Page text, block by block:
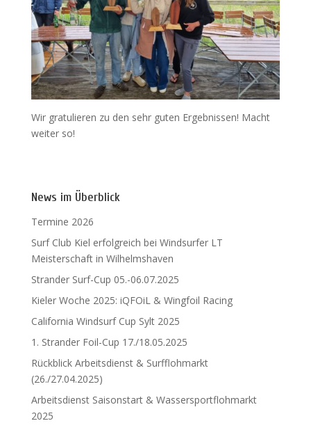
Wir gratulieren zu den sehr guten Ergebnissen! Macht
weiter so!
News im Überblick
Termine 2026
Surf Club Kiel erfolgreich bei Windsurfer LT
Meisterschaft in Wilhelmshaven
Strander Surf-Cup 05.-06.07.2025
Kieler Woche 2025: iQFOiL & Wingfoil Racing
California Windsurf Cup Sylt 2025
1. Strander Foil-Cup 17./18.05.2025
Rückblick Arbeitsdienst & Surfflohmarkt
(26./27.04.2025)
Arbeitsdienst Saisonstart & Wassersportflohmarkt
2025